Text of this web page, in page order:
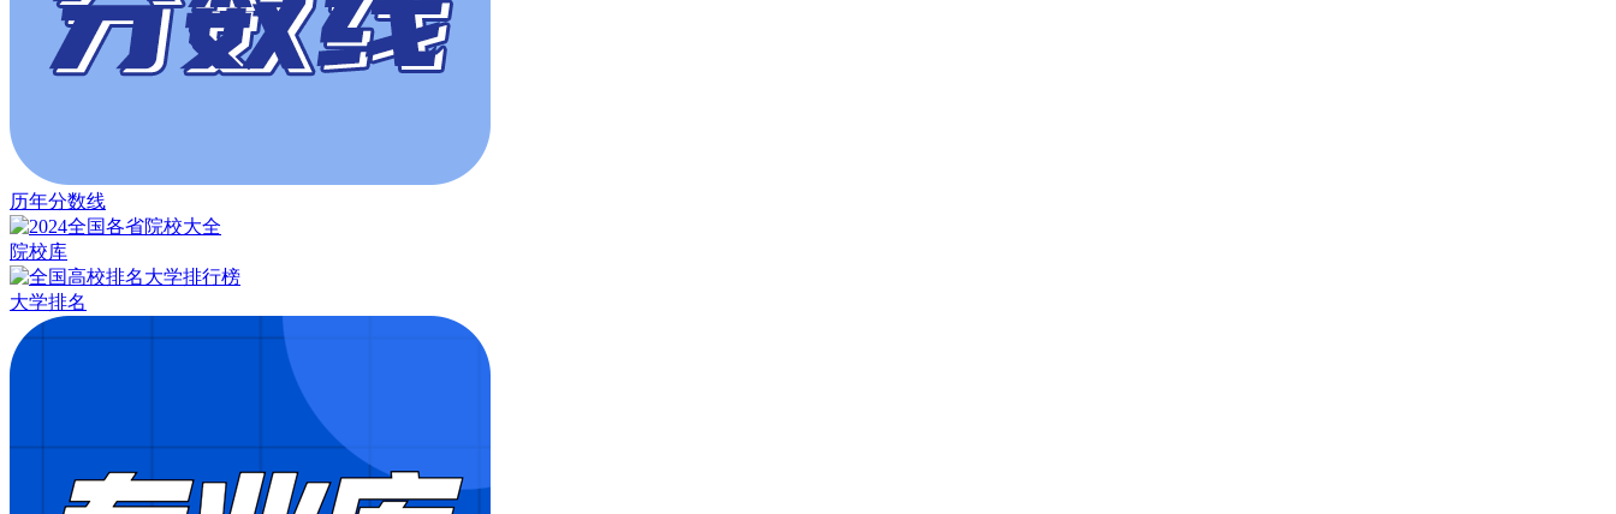
历年分数线
院校库
大学排名